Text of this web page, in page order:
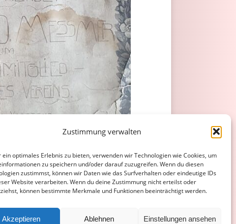
Zustimmung verwalten
ein optimales Erlebnis zu bieten, verwenden wir Technologien wie Cookies, um
zu speichern und/oder darauf zuzugreifen. Wenn du diesen
zustimmst, können wir Daten wie das Surfverhalten oder eindeutige IDs
Website verarbeiten. Wenn du deine Zustimmung nicht erteilst oder
können bestimmte Merkmale und Funktionen beeinträchtigt werden.
Akzeptieren Ablehnen Einstellungen ansehen
aus der Schweiz.
DATENSCHUTZERKLÄRUNG COOKIE-RICHTLINIE (EU)